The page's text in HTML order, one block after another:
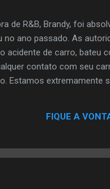
de R&B, Brandy, foi
ano passado. As
acidente de carro, bateu
contato com seu
Estamos extremamente
FIQUE A